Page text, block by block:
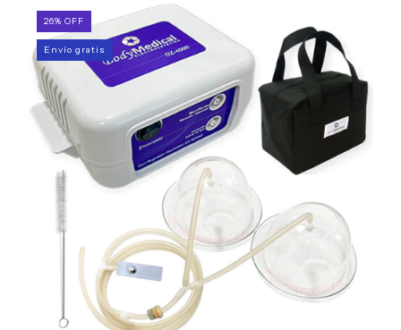
26% OFF
Envío gratis